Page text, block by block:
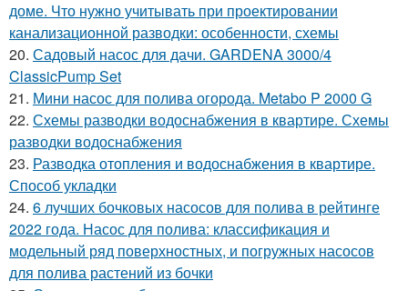
доме. Что нужно учитывать при проектировании
канализационной разводки: особенности, схемы
20. Садовый насос для дачи. GARDENA 3000/4
ClassicPump Set
21. Мини насос для полива огорода. Metabo P 2000 G
22. Схемы разводки водоснабжения в квартире. Схемы
разводки водоснабжения
23. Разводка отопления и водоснабжения в квартире.
Способ укладки
24. 6 лучших бочковых насосов для полива в рейтинге
2022 года. Насос для полива: классификация и
модельный ряд поверхностных, и погружных насосов
для полива растений из бочки